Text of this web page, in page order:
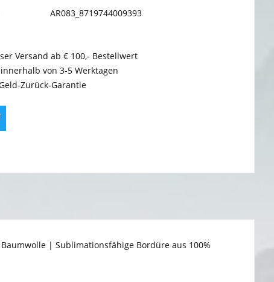
AR083_8719744009393
Versand ab € 100,- Bestellwert
von 3-5 Werktagen
Zurück-Garantie
| Sublimationsfähige Bordüre aus 100%